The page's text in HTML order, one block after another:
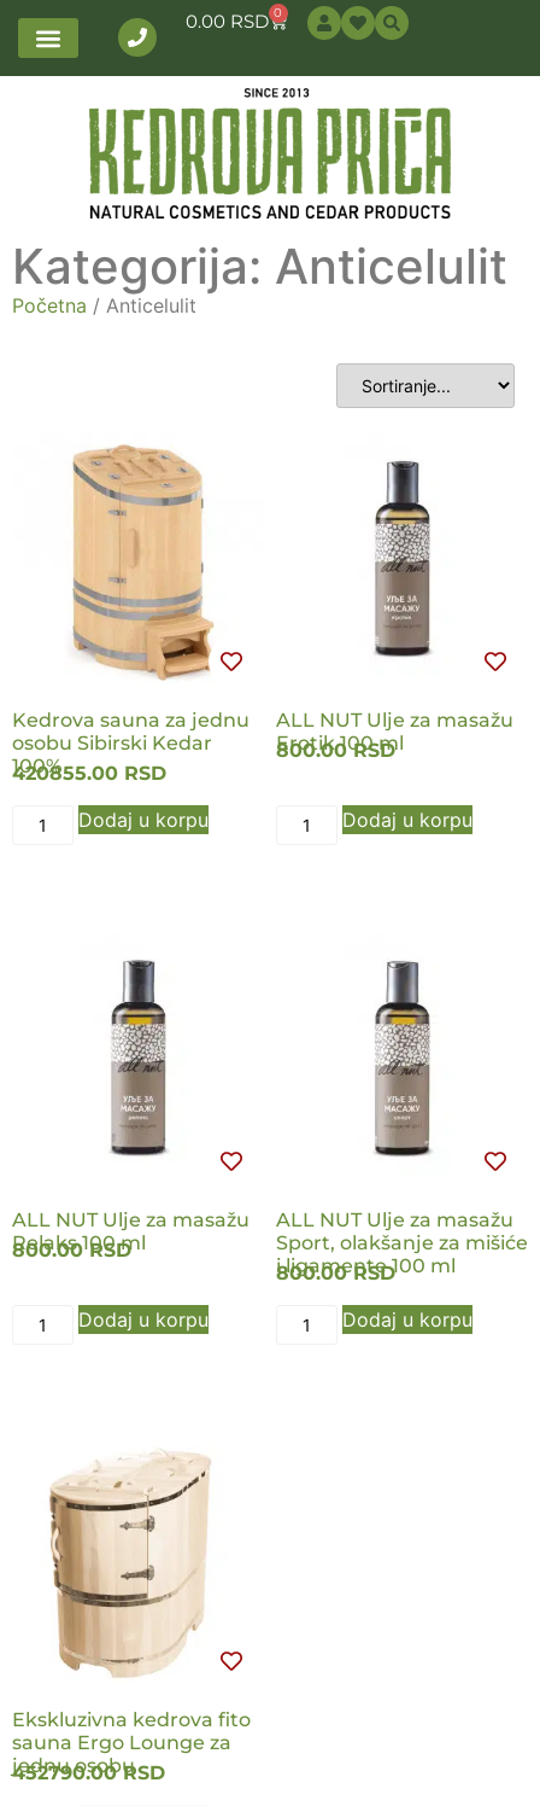
0.00 RSD 0
Kategorija: Anticelulit
Početna / Anticelulit
Kedrova sauna za jednu
osobu Sibirski Kedar
100%
420855.00 RSD
Dodaj u korpu
ALL NUT Ulje za masažu
Erotik 100 ml
800.00RSD
Dodaj u korpu
ALL NUT Ulje za masažu
Relaks 100 ml
800.00RSD
Dodaj u korpu
ALL NUT Ulje za masažu
Sport, olakšanje za mišiće
i ligamente 100 ml
800.00RSD
Dodaj u korpu
NOVO
Ekskluzivna kedrova fito
sauna Ergo Lounge za
jednu osobu
452790.00RSD